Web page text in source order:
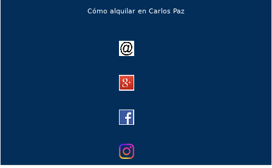
Cómo alquilar en Carlos Paz